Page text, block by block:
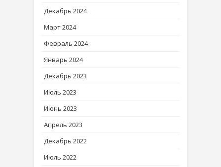
Декабрь 2024
Март 2024
Февраль 2024
Январь 2024
Декабрь 2023
Июль 2023
Июнь 2023
Апрель 2023
Декабрь 2022
Июль 2022